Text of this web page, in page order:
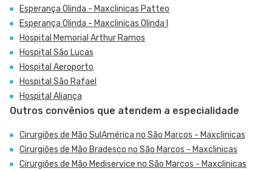
Esperança Olinda - Maxclinicas Patteo
Esperança Olinda - Maxclinicas Olinda I
Hospital Memorial Arthur Ramos
Hospital São Lucas
Hospital Aeroporto
Hospital São Rafael
Hospital Aliança
Outros convênios que atendem a especialidade
Cirurgiões de Mão SulAmérica no São Marcos - Maxclinicas
Cirurgiões de Mão Bradesco no São Marcos - Maxclinicas
Cirurgiões de Mão Mediservice no São Marcos - Maxclinicas